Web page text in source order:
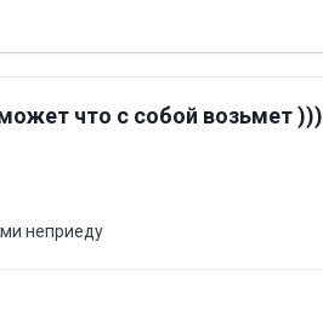
что с собой возьмет )))
неприеду